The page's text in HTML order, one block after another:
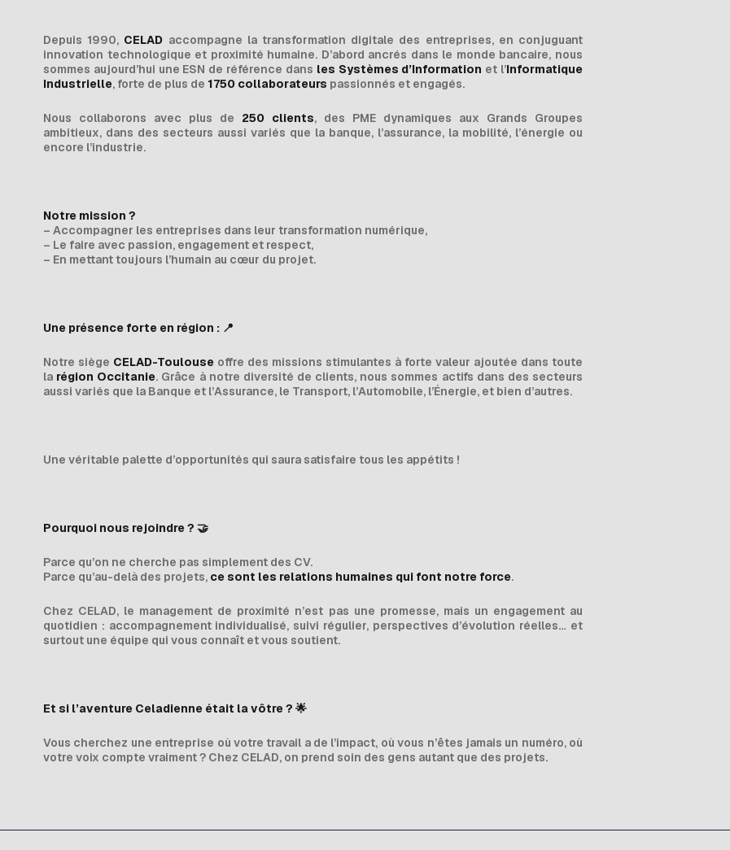
Depuis 1990, CELAD accompagne la transformation digitale des entreprises, en conjuguant
innovation technologique et proximité humaine. D’abord ancrés dans le monde bancaire, nous
sommes aujourd’hui une ESN de référence dans les Systèmes d’Information et l’Informatique
Industrielle, forte de plus de 1750 collaborateurs passionnés et engagés.
Nous collaborons avec plus de 250 clients, des PME dynamiques aux Grands Groupes
ambitieux, dans des secteurs aussi variés que la banque, l’assurance, la mobilité, l’énergie ou
encore l’industrie.
Notre mission ?
– Accompagner les entreprises dans leur transformation numérique,
– Le faire avec passion, engagement et respect,
– En mettant toujours l’humain au cœur du projet.
Une présence forte en région : 📍
Notre siège CELAD-Toulouse offre des missions stimulantes à forte valeur ajoutée dans toute
la région Occitanie. Grâce à notre diversité de clients, nous sommes actifs dans des secteurs
aussi variés que la Banque et l’Assurance, le Transport, l’Automobile, l’Énergie, et bien d’autres.
Une véritable palette d’opportunités qui saura satisfaire tous les appétits !
Pourquoi nous rejoindre ? 🤝
Parce qu’on ne cherche pas simplement des CV.
Parce qu’au-delà des projets, ce sont les relations humaines qui font notre force.
Chez CELAD, le management de proximité n’est pas une promesse, mais un engagement au
quotidien : accompagnement individualisé, suivi régulier, perspectives d’évolution réelles… et
surtout une équipe qui vous connaît et vous soutient.
Et si l’aventure Celadienne était la vôtre ? 🌟
Vous cherchez une entreprise où votre travail a de l’impact, où vous n’êtes jamais un numéro, où
votre voix compte vraiment ? Chez CELAD, on prend soin des gens autant que des projets.